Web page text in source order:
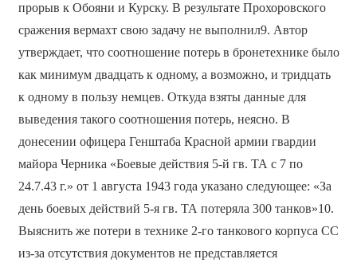
прорыв к Обояни и Курску. В результате Прохоровского
сражения вермахт свою задачу не выполнил9. Автор
утверждает, что соотношение потерь в бронетехнике было
как минимум двадцать к одному, а возможно, и тридцать
к одному в пользу немцев. Откуда взяты данные для
выведения такого соотношения потерь, неясно. В
донесении офицера Генштаба Красной армии гвардии
майора Черника «Боевые действия 5-й гв. ТА с 7 по
24.7.43 г.» от 1 августа 1943 года указано следующее: «За
день боевых действий 5-я гв. ТА потеряла 300 танков»10.
Выяснить же потери в технике 2-го танкового корпуса СС
из-за отсутствия документов не представляется